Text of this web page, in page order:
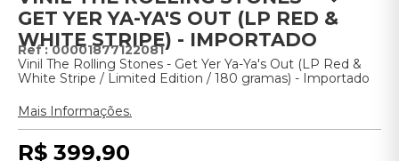
GET YER YA-YA'S OUT (LP RED &
WHITE STRIPE) - IMPORTADO
:00001877122081
Vinil The Rolling Stones - Get Yer Ya-Ya's Out (LP Red &
White Stripe / Limited Edition / 180 gramas) - Importado
Mais Informações.
R$ 399,90